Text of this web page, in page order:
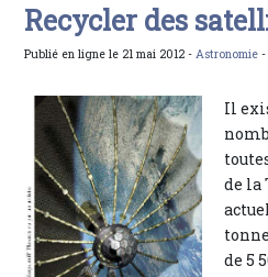
Recycler des
Publié en ligne le 21 mai 2012 -Astronomie -
Il
de la
de 5